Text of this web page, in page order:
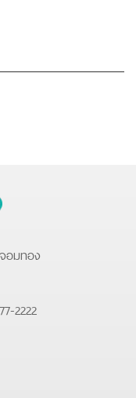
escort
Escort
อมทอง
2222